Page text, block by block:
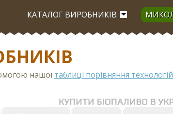
КАТАЛОГ ВИРОБНИКІВ
нашої таблиці порівняння технологій